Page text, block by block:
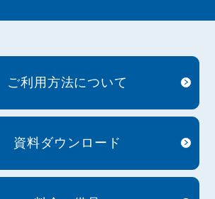
ご利用方法について
資料ダウンロード